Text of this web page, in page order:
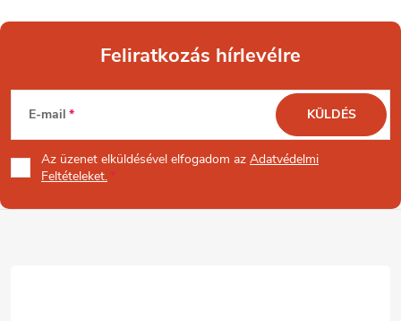
L
á
b
Feliratkozás hírlevélre
E-mail
Az üzenet elküldésével elfogadom az Adatvédelmi
Feltételeket.
KÜLDÉS